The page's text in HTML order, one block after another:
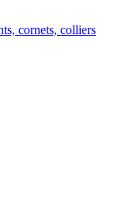
cornets, colliers